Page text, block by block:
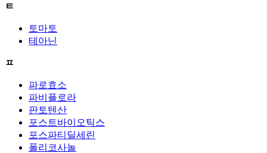
ㅌ
토마토
테아닌
ㅍ
파로효소
파비플로라
판토텐산
포스트바이오틱스
포스파티딜세린
폴리코사놀